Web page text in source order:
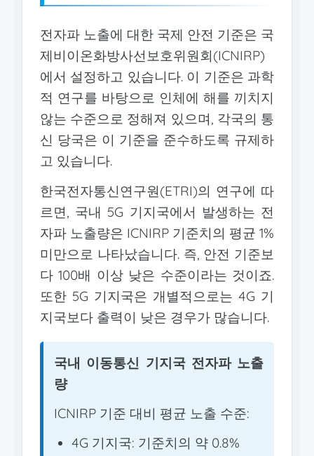
전자파 노출에 대한 국제 안전 기준은 국
제비이온화방사선보호위원회(ICNIRP)
에서 설정하고 있습니다. 이 기준은 과학
적 연구를 바탕으로 인체에 해를 끼치지
않는 수준으로 정해져 있으며, 각국의 통
신 당국은 이 기준을 준수하도록 규제하
고 있습니다.
한국전자통신연구원(ETRI)의 연구에 따
르면, 국내 5G 기지국에서 발생하는 전
자파 노출량은 ICNIRP 기준치의 평균 1%
미만으로 나타났습니다. 즉, 안전 기준보
다 100배 이상 낮은 수준이라는 것이죠.
또한 5G 기지국은 개별적으로는 4G 기
지국보다 출력이 낮은 경우가 많습니다.
국내 이동통신 기지국 전자파 노출
량
ICNIRP 기준 대비 평균 노출 수준:
4G 기지국: 기준치의 약 0.8%